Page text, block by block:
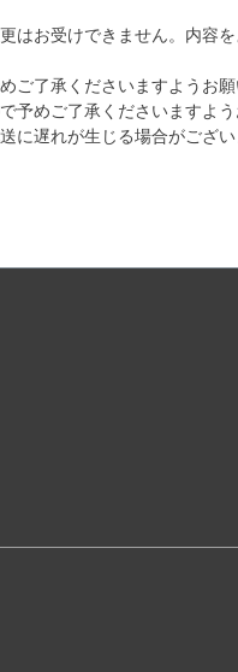
はお受けできません。内容
了承くださいますようお願
めご了承くださいますよう
遅れが生じる場合がござい